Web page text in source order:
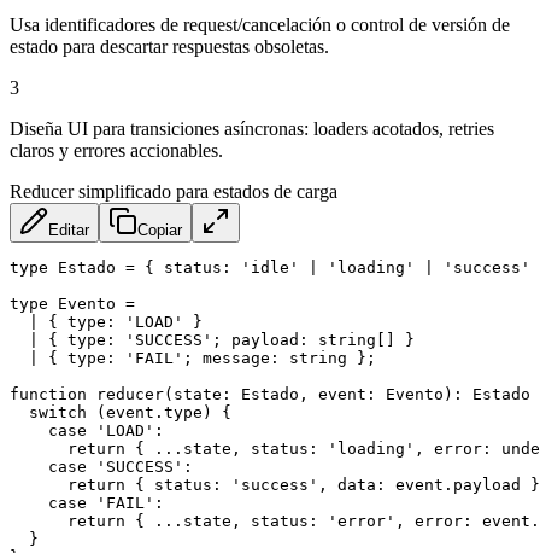
Usa identificadores de request/cancelación o control de versión de
estado para descartar respuestas obsoletas.
3
Diseña UI para transiciones asíncronas: loaders acotados, retries
claros y errores accionables.
Reducer simplificado para estados de carga
Editar Copiar
type Estado = { status: 'idle' | 'loading' |
type Evento =
  | { type: 'LOAD' }
  | { type: 'SUCCESS'; payload: string[] }
  | { type: 'FAIL'; message: string };
function reducer(state: Estado, event: Evento): Estado
  switch (event.type) {
    case 'LOAD':
return { ...state, status: 'loading', error:
    case 'SUCCESS':
return { status: 'success', data: event.payload
    case 'FAIL':
return { ...state, status: 'error', error:
  }